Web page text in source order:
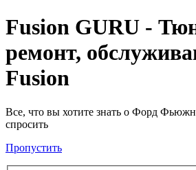
Fusion GURU -
ремонт,
Fusion
Все, что вы хотите знать о Форд
спросить
Пропустить